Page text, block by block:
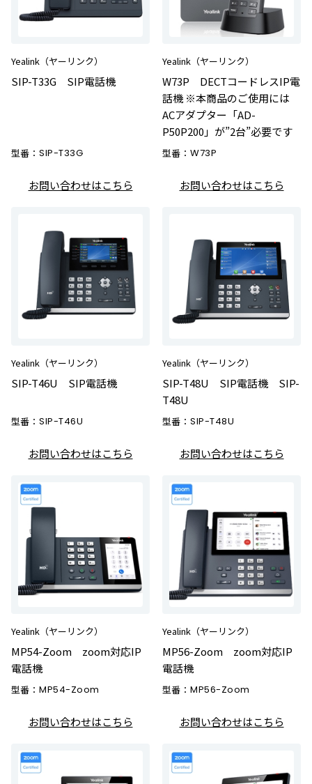
Yealink（ヤーリンク）
SIP-T33G SIP電話機
型番： SIP-T33G
お問い合わせはこちら
Yealink（ヤーリンク）
W73P DECTコードレスIP電
話機 ※本商品のご使用には
ACアダプター「AD-
P50P200」が”2台”必要です
型番： W73P
お問い合わせはこちら
Yealink（ヤーリンク）
SIP-T46U SIP電話機
型番： SIP-T46U
お問い合わせはこちら
Yealink（ヤーリンク）
SIP-T48U SIP電話機 SIP-
T48U
型番： SIP-T48U
お問い合わせはこちら
Yealink（ヤーリンク）
MP54-Zoom zoom対応IP
電話機
型番： MP54-Zoom
お問い合わせはこちら
Yealink（ヤーリンク）
MP56-Zoom zoom対応IP
電話機
型番： MP56-Zoom
お問い合わせはこちら